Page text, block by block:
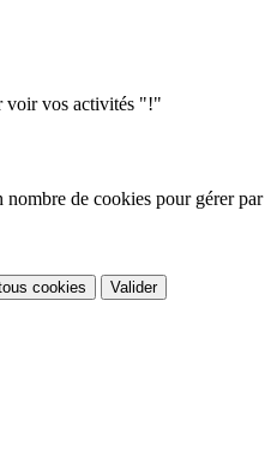
voir vos activités "!"
de cookies pour gérer par
cookies Valider